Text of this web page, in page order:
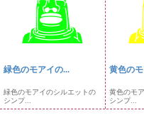
緑色のモアイの...
緑色のモアイのシルエットの
シンプ...
黄色の
黄色のモ
シンプ...